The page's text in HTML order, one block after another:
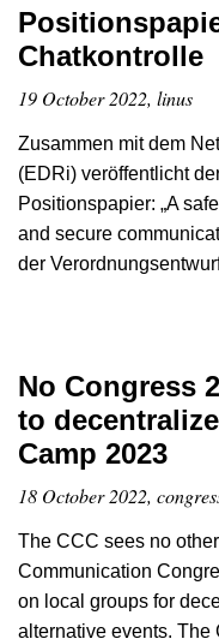
Chatkontrolle
19 October 2022, linus
Zusammen mit dem
(EDRi) veröffentlicht
Positionspapier: „A
and secure
der
No Congress
to
Camp 2023
18 October 2022,
The CCC sees no
Communication
on local groups for
alternative events. The